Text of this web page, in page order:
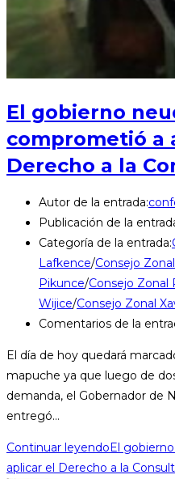
El gobierno
comprometió a
Derecho a la
Autor de la entrada:
Publicación de la
Categoría de la entrada:
Lafkence/Consejo
Pikunce/Consejo Zonal
Wijice/Consejo Zonal
Comentarios de la
El día de hoy quedará
mapuche ya que luego de
demanda, el Gobernador de
entregó…
Continuar leyendoEl
aplicar el Derecho a la